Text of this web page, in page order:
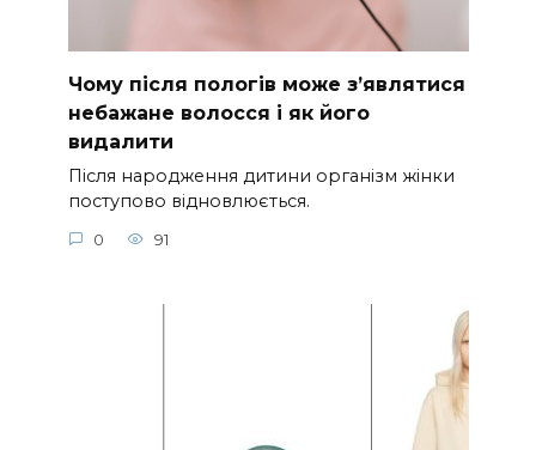
Чому після пологів може з’являтися
небажане волосся і як його
видалити
Після народження дитини організм жінки
поступово відновлюється.
0 91